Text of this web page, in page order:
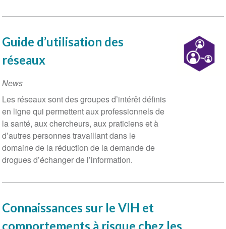
Guide d’utilisation des
réseaux
News
Les réseaux sont des groupes d’intérêt définis
en ligne qui permettent aux professionnels de
la santé, aux chercheurs, aux praticiens et à
d’autres personnes travaillant dans le
domaine de la réduction de la demande de
drogues d’échanger de l’information.
Connaissances sur le VIH et
comportements à risque chez les